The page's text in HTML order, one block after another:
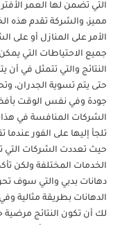
التي تضمن لها العمر
مميز، والشركة تقدم هذه
الأمر على المنازل أو
جميع الاحتياطات التي
النتائج والتي تتمثل في
حتى يتم تسوية الجدران،
جودة وفي نفس الوقت
الشركات المنافسة في
تلجأ إليها على الفور
حيث تعددت الشركات التي
الخدمات المختلفة ولكن
دهانات بدبي والتي سوف
الدهانات بطريقة
لك أن تكون النتائج